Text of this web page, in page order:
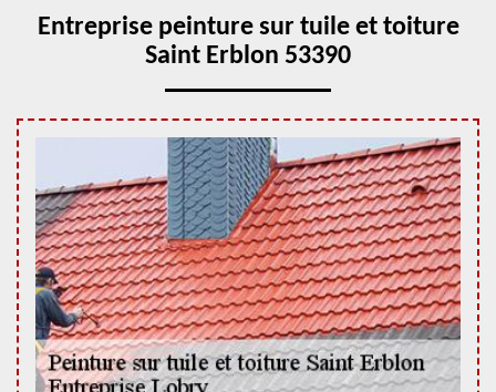
Entreprise peinture sur tuile et toiture
Saint Erblon 53390